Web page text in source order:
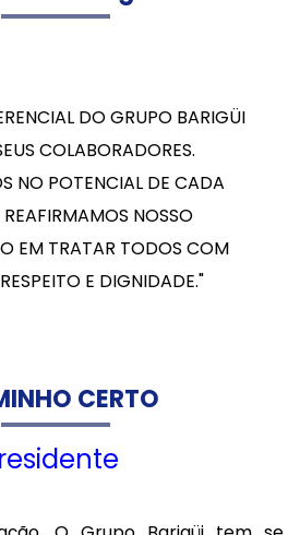
DO GRUPO BARIGÜI
COLABORADORES.
NO POTENCIAL DE CADA
REAFIRMAMOS NOSSO
EM TRATAR TODOS COM
E DIGNIDADE."
CERTO